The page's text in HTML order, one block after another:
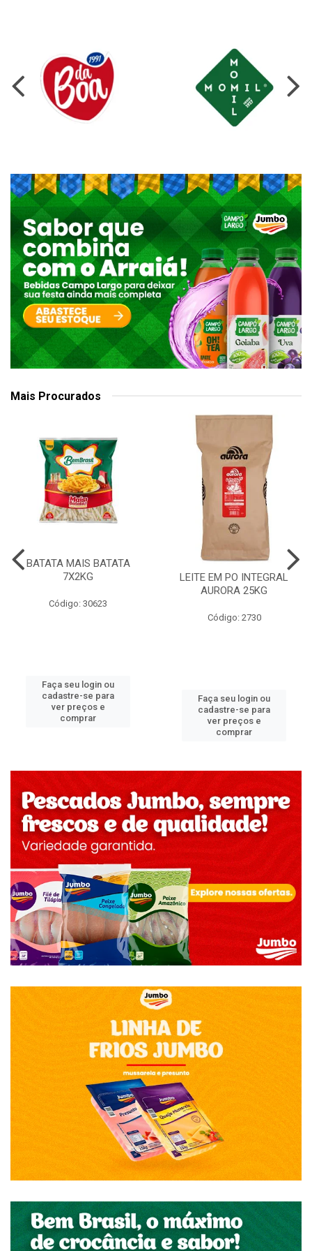
Mais Procurados
BATATA MAIS BATATA
7X2KG
Código: 30623
Faça seu login ou
cadastre-se para
ver preços e
comprar
LEITE EM PO INTEGRAL
AURORA 25KG
Código: 2730
Faça seu login ou
cadastre-se para
ver preços e
comprar